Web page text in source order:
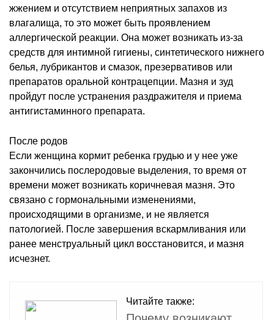
жжением и отсутствием неприятных запахов из
влагалища, то это может быть проявлением
аллергической реакции. Она может возникать из-за
средств для интимной гигиены, синтетического нижнего
белья, лубрикантов и смазок, презервативов или
препаратов оральной контрацепции. Мазня и зуд
пройдут после устранения раздражителя и приема
антигистаминного препарата.
После родов
Если женщина кормит ребенка грудью и у нее уже
закончились послеродовые выделения, то время от
времени может возникать коричневая мазня. Это
связано с гормональными изменениями,
происходящими в организме, и не является
патологией. После завершения вскармливания или
ранее менструальный цикл восстановится, и мазня
исчезнет.
Читайте также: